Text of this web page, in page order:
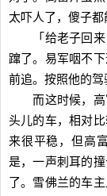
太吓人了，傻子都
「给老子回来
蹿了。易军咽不
前追。按照他的驾
而这时候，高
头儿的车，相对
来很平稳，但高
是，一声刺耳的
了。雪佛兰的车